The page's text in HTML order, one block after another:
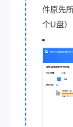
件原先
个U盘